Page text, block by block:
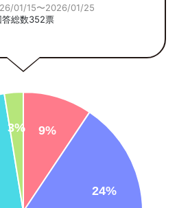
01/15〜2026/01/25
答総数352票